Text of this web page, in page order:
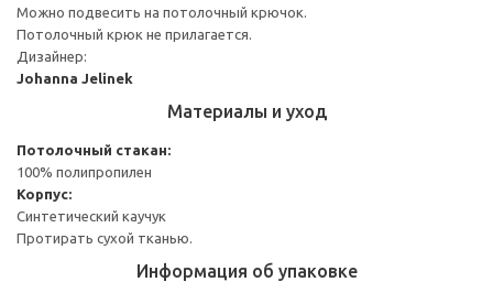
Можно подвесить на потолочный крючок.
Потолочный крюк не прилагается.
Дизайнер:
Johanna Jelinek
Материалы и уход
Потолочный стакан:
100% полипропилен
Корпус:
Синтетический каучук
Протирать сухой тканью.
Информация об упаковке